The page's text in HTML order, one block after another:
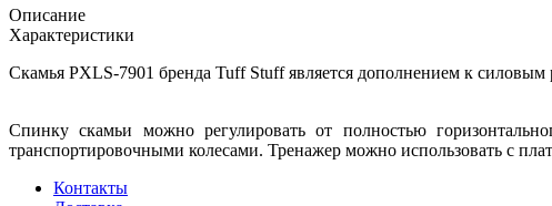
Описание
Характеристики
Скамья PXLS-7901 бренда Tuff Stuff является дополнением к
Спинку скамьи можно регулировать от полностью
транспортировочными колесами. Тренажер можно использовать с
Контакты